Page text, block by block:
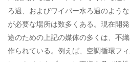
ろ過、およびワイパー水ろ過のよう
が必要な場所は数多くある。現在開
途のための上記の媒体の多くは、不
作られている。例えば、空調循環フ